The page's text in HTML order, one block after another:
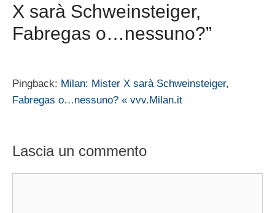
X sarà Schweinsteiger,
Fabregas o…nessuno?”
Pingback: Milan: Mister X sarà Schweinsteiger,
Fabregas o…nessuno? « vvv.Milan.it
Lascia un commento